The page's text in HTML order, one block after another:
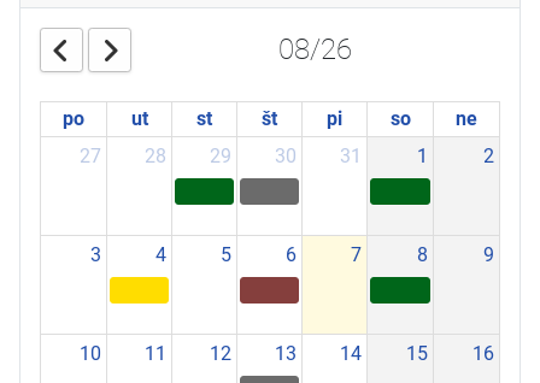
08/26
po ut st št pi so
ne
27
28 29 30 31 1 2
3 4 5 6 7 8 9
10 11 12 13 14 15 16